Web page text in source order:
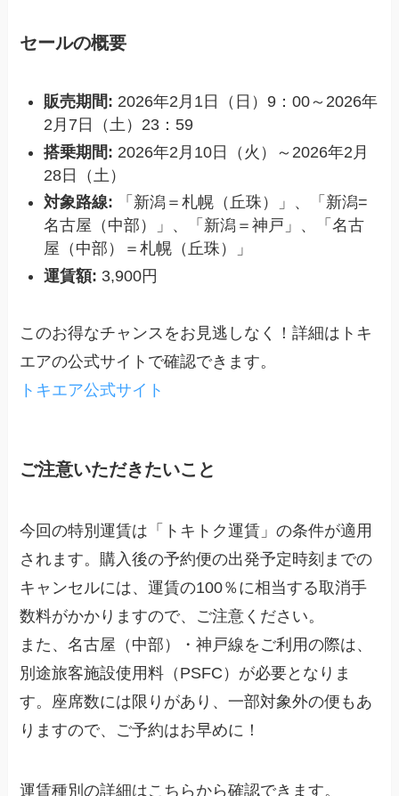
セールの概要
販売期間: 2026年2月1日（日）9：00～2026年
2月7日（土）23：59
搭乗期間: 2026年2月10日（火）～2026年2月
28日（土）
対象路線: 「新潟＝札幌（丘珠）」、「新潟=
名古屋（中部）」、「新潟＝神戸」、「名古
屋（中部）＝札幌（丘珠）」
運賃額: 3,900円
このお得なチャンスをお見逃しなく！詳細はトキ
エアの公式サイトで確認できます。
トキエア公式サイト
ご注意いただきたいこと
今回の特別運賃は「トキトク運賃」の条件が適用
されます。購入後の予約便の出発予定時刻までの
キャンセルには、運賃の100％に相当する取消手
数料がかかりますので、ご注意ください。
また、名古屋（中部）・神戸線をご利用の際は、
別途旅客施設使用料（PSFC）が必要となりま
す。座席数には限りがあり、一部対象外の便もあ
りますので、ご予約はお早めに！
運賃種別の詳細はこちらから確認できます。